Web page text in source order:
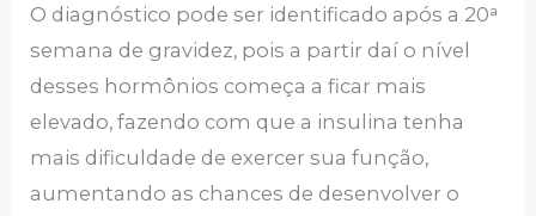
O diagnóstico pode ser identificado após a 20ᵃ
semana de gravidez, pois a partir daí o nível
desses hormônios começa a ficar mais
elevado, fazendo com que a insulina tenha
mais dificuldade de exercer sua função,
aumentando as chances de desenvolver o